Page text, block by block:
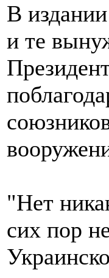
В
и те
"Нет
сих пор